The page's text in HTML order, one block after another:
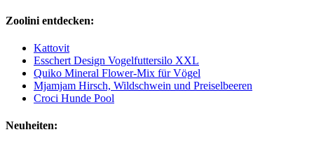
Zoolini entdecken:
Kattovit
Esschert Design Vogelfuttersilo XXL
Quiko Mineral Flower-Mix für Vögel
Mjamjam Hirsch, Wildschwein und Preiselbeeren
Croci Hunde Pool
Neuheiten: